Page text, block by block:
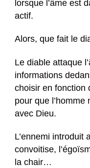
lorsque l’âme est
actif.
Alors, que fait le
Le diable attaque
informations
choisir en fonction
pour que
avec Dieu.
L’ennemi introduit
convoitise,
la chair…